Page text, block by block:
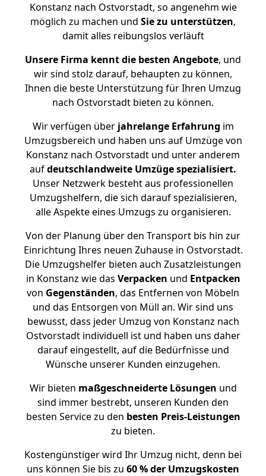
Konstanz nach Ostvorstadt, so angenehm wie
möglich zu machen und Sie zu unterstützen,
damit alles reibungslos verläuft
Unsere Firma kennt die besten Angebote, und
wir sind stolz darauf, behaupten zu können,
Ihnen die beste Unterstützung für Ihren Umzug
nach Ostvorstadt bieten zu können.
Wir verfügen überjahrelange Erfahrung im
Umzugsbereich und haben uns auf Umzüge von
Konstanz nach Ostvorstadt und unter anderem
aufdeutschlandweite Umzüge spezialisiert.
Unser Netzwerk besteht aus professionellen
Umzugshelfern, die sich darauf spezialisieren,
alle Aspekte eines Umzugs zu organisieren.
Von der Planung über den Transport bis hin zur
Einrichtung Ihres neuen Zuhause in Ostvorstadt.
Die Umzugshelfer bieten auch Zusatzleistungen
in Konstanz wie das Verpacken und Entpacken
von Gegenständen, das Entfernen von Möbeln
und das Entsorgen von Müll an. Wir sind uns
bewusst, dass jeder Umzug von Konstanz nach
Ostvorstadt individuell ist und haben uns daher
darauf eingestellt, auf die Bedürfnisse und
Wünsche unserer Kunden einzugehen.
Wir bieten maßgeschneiderte Lösungen und
sind immer bestrebt, unseren Kunden den
besten Service zu den besten Preis-Leistungen
zu bieten.
Kostengünstiger wird Ihr Umzug nicht, denn bei
uns können Sie bis zu 60 % der Umzugskosten